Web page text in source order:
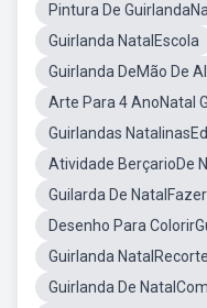
Pintura De
Guirlanda NatalEscola
Guirlanda DeMão De
Arte Para 4 AnoNatal
Guirlandas
Atividade BerçarioDe
Guilarda De
Desenho Para
Guirlanda
Guirlanda De